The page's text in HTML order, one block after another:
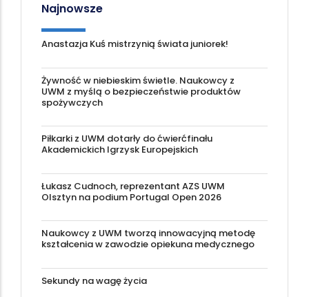
Najnowsze
Anastazja Kuś mistrzynią świata juniorek!
Żywność w niebieskim świetle. Naukowcy z
UWM z myślą o bezpieczeństwie produktów
spożywczych
Piłkarki z UWM dotarły do ćwierćfinału
Akademickich Igrzysk Europejskich
Łukasz Cudnoch, reprezentant AZS UWM
Olsztyn na podium Portugal Open 2026
Naukowcy z UWM tworzą innowacyjną metodę
kształcenia w zawodzie opiekuna medycznego
Sekundy na wagę życia